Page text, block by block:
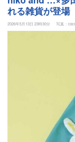
れる雑貨が登場
2026年5月13日 23時30分 写真：